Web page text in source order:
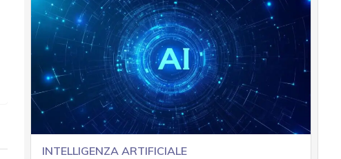
INTELLIGENZA ARTIFICIALE